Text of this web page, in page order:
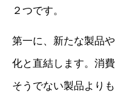
２つです。
第一に、新たな製品
化と直結します。消
そうでない製品より